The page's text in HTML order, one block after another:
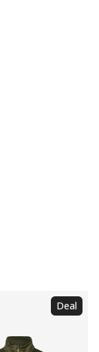
Deal